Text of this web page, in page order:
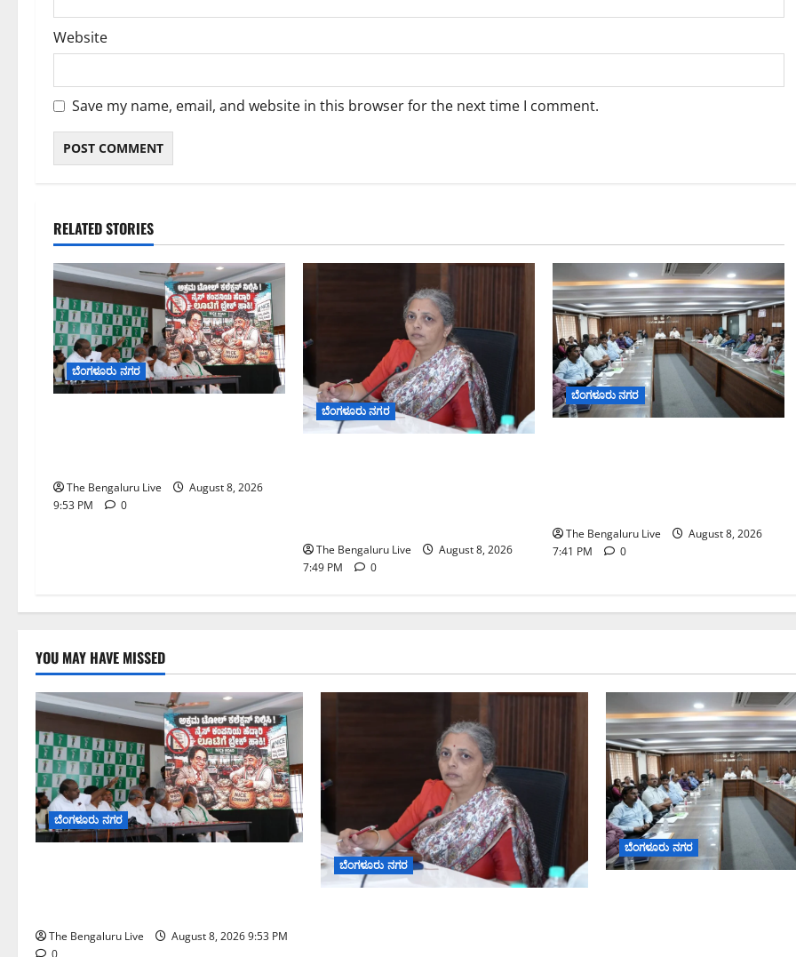
Website
Save my name, email, and website in this browser for the next time I comment.
RELATED STORIES
ಬೆಂಗಳೂರು ನಗರ
The Bengaluru Live
August 8, 2026
9:53 PM
0
ಬೆಂಗಳೂರು ನಗರ
The Bengaluru Live
August 8, 2026
7:49 PM
0
ಬೆಂಗಳೂರು ನಗರ
The Bengaluru Live
August 8, 2026
7:41 PM
0
YOU MAY HAVE MISSED
ಬೆಂಗಳೂರು ನಗರ
The Bengaluru Live
August 8, 2026 9:53 PM
0
ಬೆಂಗಳೂರು ನಗರ
ಬೆಂಗಳೂರು ನಗರ